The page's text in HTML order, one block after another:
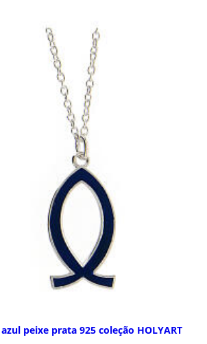
peixe prata 925 coleção HOLYART